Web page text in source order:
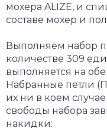
мохера ALIZE, и
составе мохер и
Выполняем набор
количестве 309
выполняется на
Набранные петли
их ни в коем случае
свободы набора
накидки: